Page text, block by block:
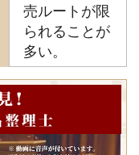
売ルートが限
られることが
多い。